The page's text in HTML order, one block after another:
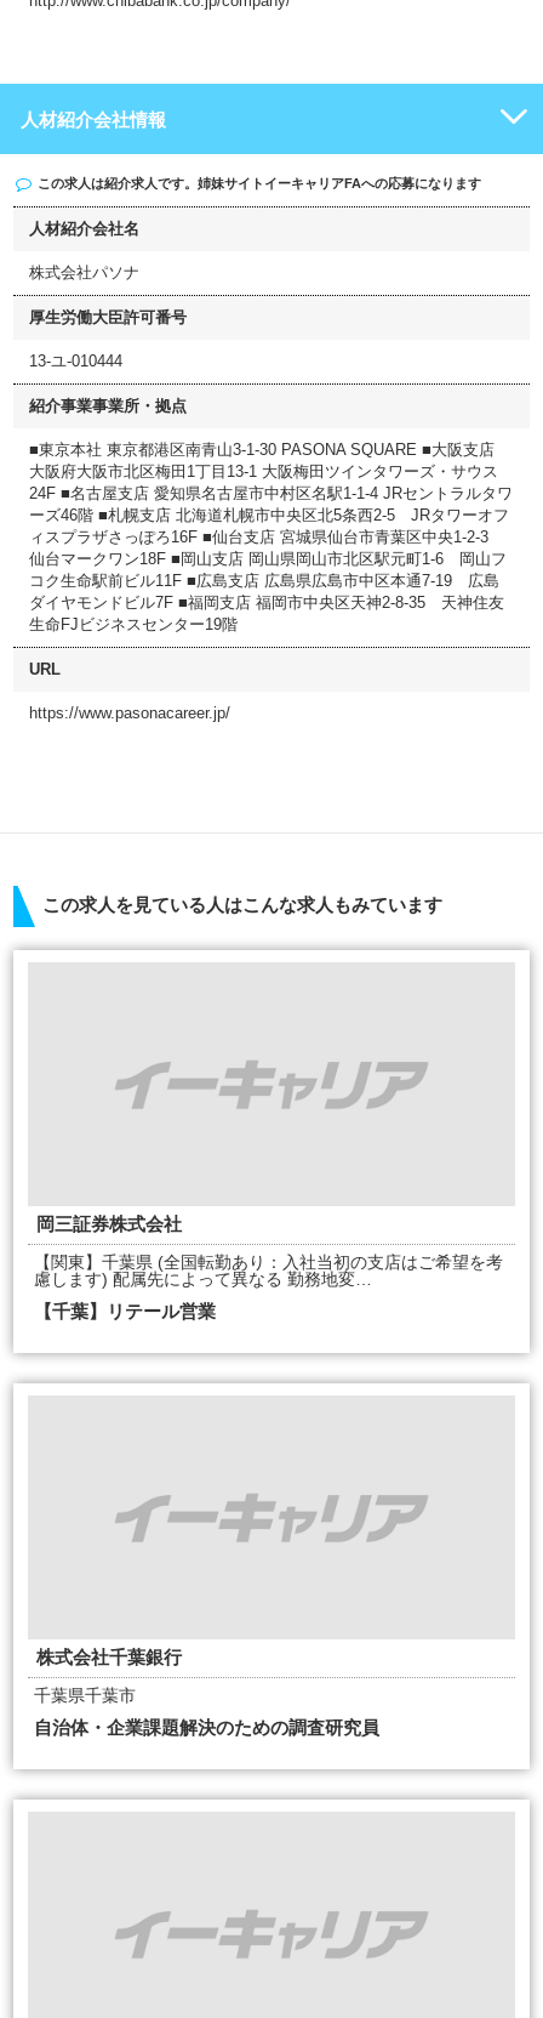
人材紹介会社情報
この求人は紹介求人です。姉妹サイト イーキャリアFAへの応募になります
人材紹介会社名
株式会社パソナ
厚生労働大臣許可番号
13-ユ-010444
紹介事業事業所・拠点
■東京本社 東京都港区南青山3-1-30 PASONA SQUARE ■大阪支店
大阪府大阪市北区梅田1丁目13-1 大阪梅田ツインタワーズ・サウス
24F ■名古屋支店 愛知県名古屋市中村区名駅1-1-4 JRセントラルタワ
ーズ46階 ■札幌支店 北海道札幌市中央区北5条西2-5 JRタワーオフ
ィスプラザさっぽろ16F ■仙台支店 宮城県仙台市青葉区中央1-2-3
仙台マークワン18F ■岡山支店 岡山県岡山市北区駅元町1-6 岡山フ
コク生命駅前ビル11F ■広島支店 広島県広島市中区本通7-19 広島
ダイヤモンドビル7F ■福岡支店 福岡市中央区天神2-8-35 天神住友
生命FJビジネスセンター19階
URL
https://www.pasonacareer.jp/
この求人を見ている人はこんな求人もみています
岡三証券株式会社
【関東】千葉県 (全国転勤あり：入社当初の支店はご希望を考
慮します) 配属先によって異なる 勤務地変…
【千葉】リテール営業
株式会社千葉銀行
千葉県千葉市
自治体・企業課題解決のための調査研究員